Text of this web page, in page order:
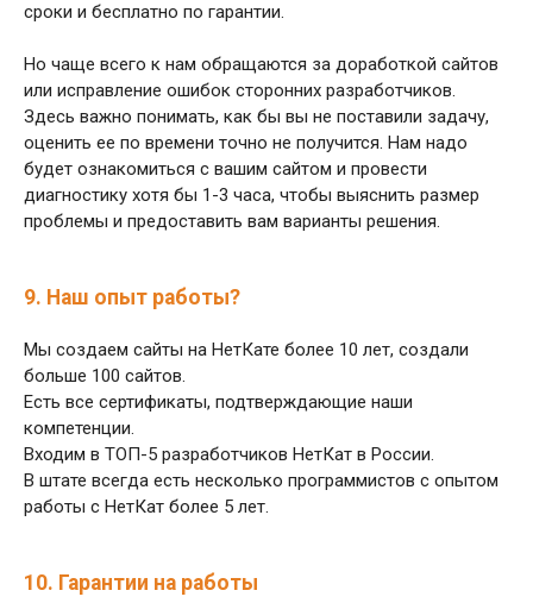
сроки и бесплатно по гарантии.
Но чаще всего к нам обращаются за доработкой сайтов
или исправление ошибок сторонних разработчиков.
Здесь важно понимать, как бы вы не поставили задачу,
оценить ее по времени точно не получится. Нам надо
будет ознакомиться с вашим сайтом и провести
диагностику хотя бы 1-3 часа, чтобы выяснить размер
проблемы и предоставить вам варианты решения.
9. Наш опыт работы?
Мы создаем сайты на НетКате более 10 лет, создали
больше 100 сайтов.
Есть все сертификаты, подтверждающие наши
компетенции.
Входим в ТОП-5 разработчиков НетКат в России.
В штате всегда есть несколько программистов с опытом
работы с НетКат более 5 лет.
10. Гарантии на работы